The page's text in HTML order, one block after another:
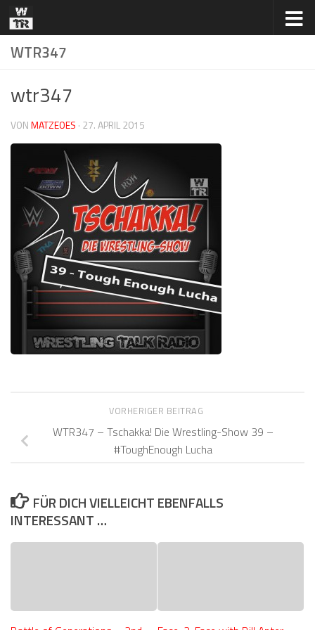
Zum Inhalt springen
WTR347
wtr347
VONMATZEOES · 27. APRIL 2015
VORHERIGER BEITRAG
WTR347 – Tschakka! Die Wrestling-Show 39 –
#ToughEnough Lucha
FÜR DICH VIELLEICHT EBENFALLS
INTERESSANT …